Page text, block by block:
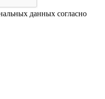
данных согласно